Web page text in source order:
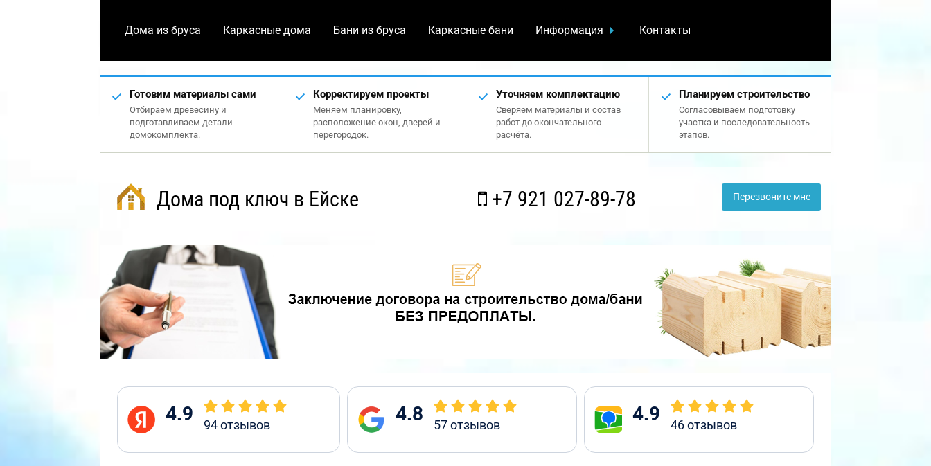
Дома из бруса Каркасные дома Бани из бруса Каркасные бани Информация Контакты
Готовим материалы сами
Отбираем древесину и
подготавливаем детали
домокомплекта.
Корректируем проекты
Меняем планировку,
расположение окон, дверей и
перегородок.
Уточняем комплектацию
Сверяем материалы и состав
работ до окончательного
расчёта.
Планируем строительство
Согласовываем подготовку
участка и последовательность
этапов.
Дома под ключ в Ейске +7 921 027-89-78 Перезвоните мне
4.9 94отзывов 4.8 57отзывов 4.9 46отзывов